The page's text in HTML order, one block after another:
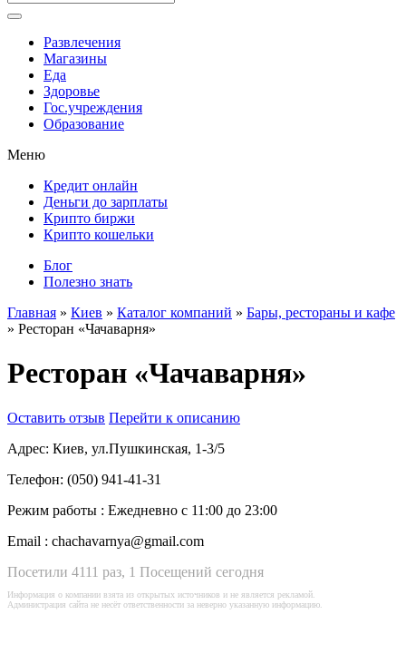
Развлечения
Магазины
Еда
Здоровье
Гос.учреждения
Образование
Меню
Кредит онлайн
Деньги до зарплаты
Крипто биржи
Крипто кошельки
Блог
Полезно знать
Главная » Киев » Каталог компаний » Бары, рестораны и кафе
» Ресторан «Чачаварня»
Ресторан «Чачаварня»
Оставить отзыв Перейти к описанию
Адрес: Киев, ул.Пушкинская, 1-3/5
Телефон: (050) 941-41-31
Режим работы : Ежедневно с 11:00 до 23:00
Email : chachavarnya@gmail.com
Посетили 4111 раз, 1 Посещений сегодня
Информация о компании взята из открытых источников и не является рекламой.
Администрация сайта не несёт ответственности за неверно указанную информацию.